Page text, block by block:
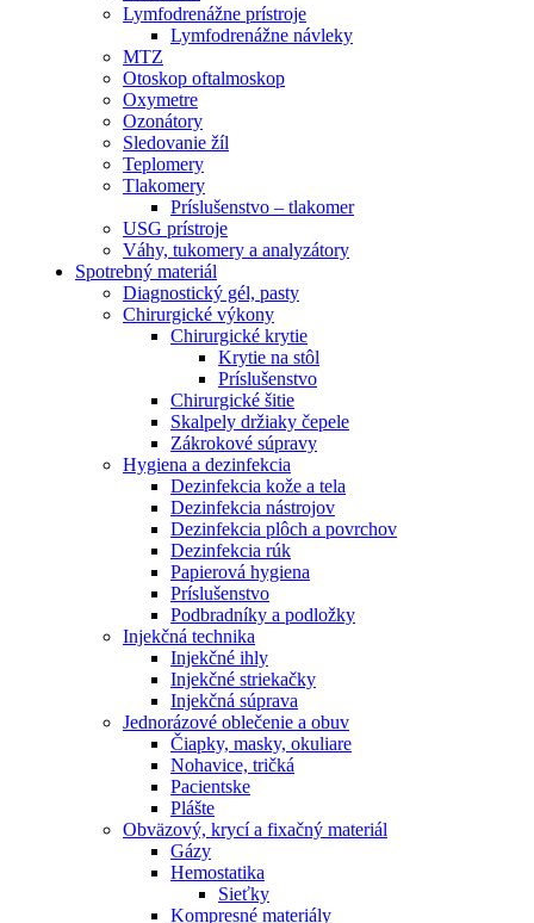
Lymfodrenážne prístroje
Lymfodrenážne návleky
MTZ
Otoskop oftalmoskop
Oxymetre
Ozonátory
Sledovanie žíl
Teplomery
Tlakomery
Príslušenstvo – tlakomer
USG prístroje
Váhy, tukomery a analyzátory
Spotrebný materiál
Diagnostický gél, pasty
Chirurgické výkony
Chirurgické krytie
Krytie na stôl
Príslušenstvo
Chirurgické šitie
Skalpely držiaky čepele
Zákrokové súpravy
Hygiena a dezinfekcia
Dezinfekcia kože a tela
Dezinfekcia nástrojov
Dezinfekcia plôch a povrchov
Dezinfekcia rúk
Papierová hygiena
Príslušenstvo
Podbradníky a podložky
Injekčná technika
Injekčné ihly
Injekčné striekačky
Injekčná súprava
Jednorázové oblečenie a obuv
Čiapky, masky, okuliare
Nohavice, tričká
Pacientske
Plášte
Obväzový, krycí a fixačný materiál
Gázy
Hemostatika
Sieťky
Kompresné materiály